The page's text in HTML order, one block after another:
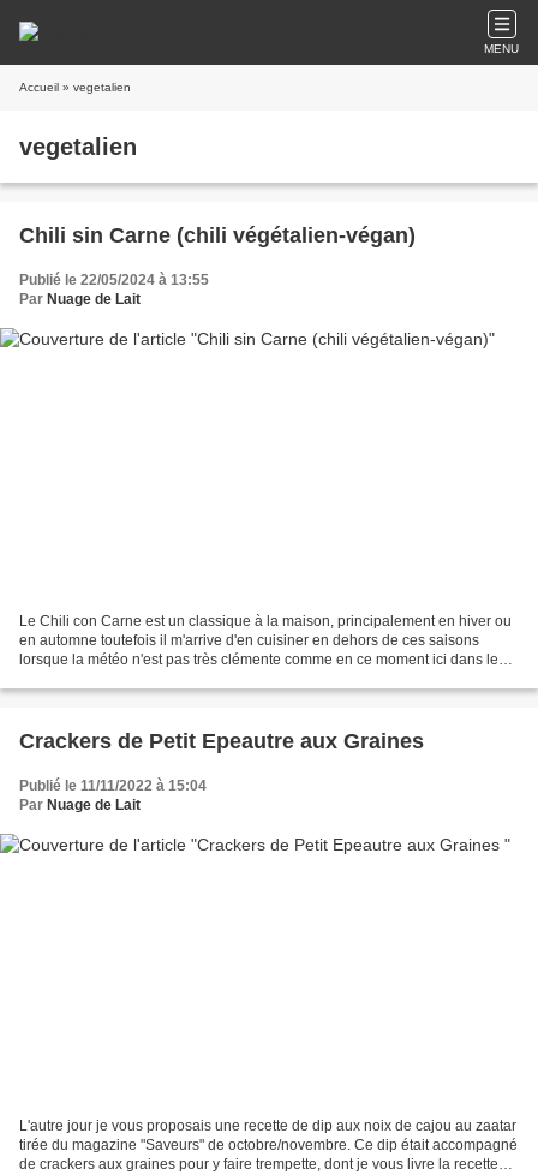
MENU
Accueil » vegetalien
vegetalien
Chili sin Carne (chili végétalien-végan)
Publié le 22/05/2024 à 13:55
Par Nuage de Lait
Le Chili con Carne est un classique à la maison, principalement en hiver ou
en automne toutefois il m'arrive d'en cuisiner en dehors de ces saisons
lorsque la météo n'est pas très clémente comme en ce moment ici dans le
Crackers de Petit Epeautre aux Graines
Publié le 11/11/2022 à 15:04
Par Nuage de Lait
L'autre jour je vous proposais une recette de dip aux noix de cajou au zaatar
tirée du magazine "Saveurs" de octobre/novembre. Ce dip était accompagné
de crackers aux graines pour y faire trempette, dont je vous livre la recette